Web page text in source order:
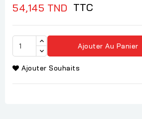
54,145 TND TTC
Ajouter Au Panier
Ajouter Souhaits